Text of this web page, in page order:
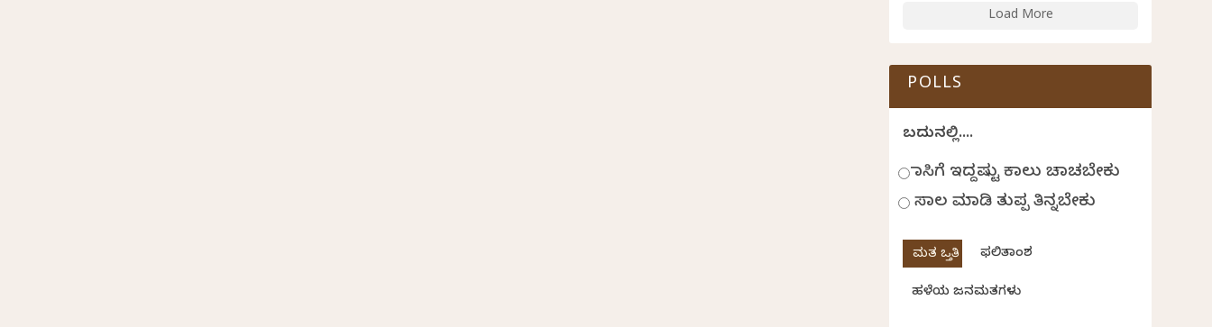
Load More
POLLS
ಬದುಕಿನಲ್ಲಿ....
ಹಾಸಿಗೆ ಇದ್ದಷ್ಟು ಕಾಲು ಚಾಚಬೇಕು
ಸಾಲ ಮಾಡಿ ತುಪ್ಪ ತಿನ್ನಬೇಕು
ಫಲಿತಾಂಶ
ಹಳೆಯ ಜನಮತಗಳು